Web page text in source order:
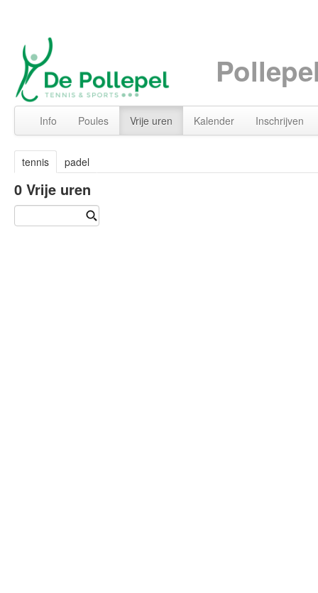
Info Poules Vrije uren Kalender Inschrijven
tennis padel
0 Vrije uren